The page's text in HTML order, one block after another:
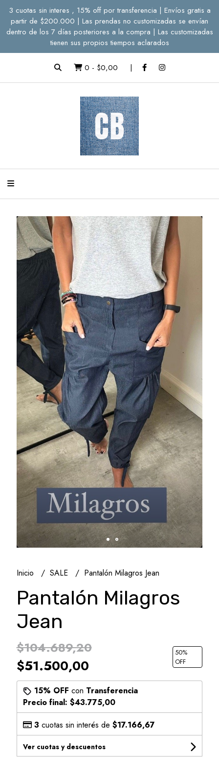
3 cuotas sin interes , 15% off por transferencia | Envíos gratis a
partir de $200.000 | Las prendas no customizadas se envían
dentro de los 7 días posteriores a la compra | Las customizadas
tienen sus propios tiempos aclarados
0 - $0,00
Inicio SALE Pantalón Milagros Jean
Pantalón Milagros
Jean
$104.689,20
$51.500,00
50%
OFF
15% OFF con Transferencia
Precio final: $43.775,00
3 cuotas sin interés de $17.166,67
Ver cuotas y descuentos